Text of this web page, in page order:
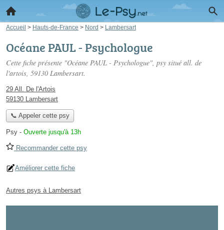
Accueil > Hauts-de-France > Nord > Lambersart
Océane PAUL - Psychologue
Cette fiche présente "Océane PAUL - Psychologue", psy situé all. de
l'artois, 59130 Lambersart.
29 All. De l'Artois
59130 Lambersart
📞 Appeler cette psy
Psy - Ouverte jusqu'à 13h
Recommander cette psy
Améliorer cette fiche
Autres psys à Lambersart